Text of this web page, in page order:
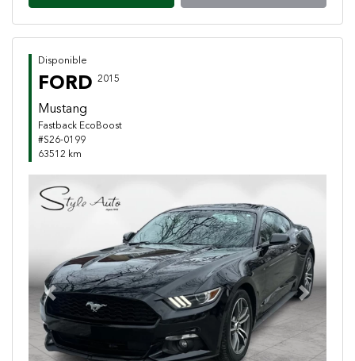
Disponible
FORD 2015
Mustang
Fastback EcoBoost
#S26-0199
63512 km
Previous Next